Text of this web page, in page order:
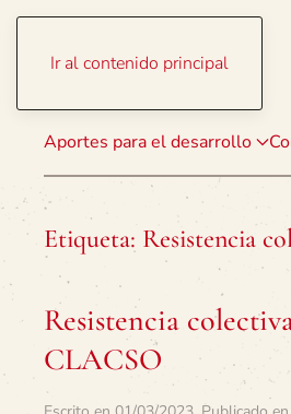
Ir al contenido principal
Aportes para el desarrollo
Etiqueta: Resistencia
Resistencia
CLACSO